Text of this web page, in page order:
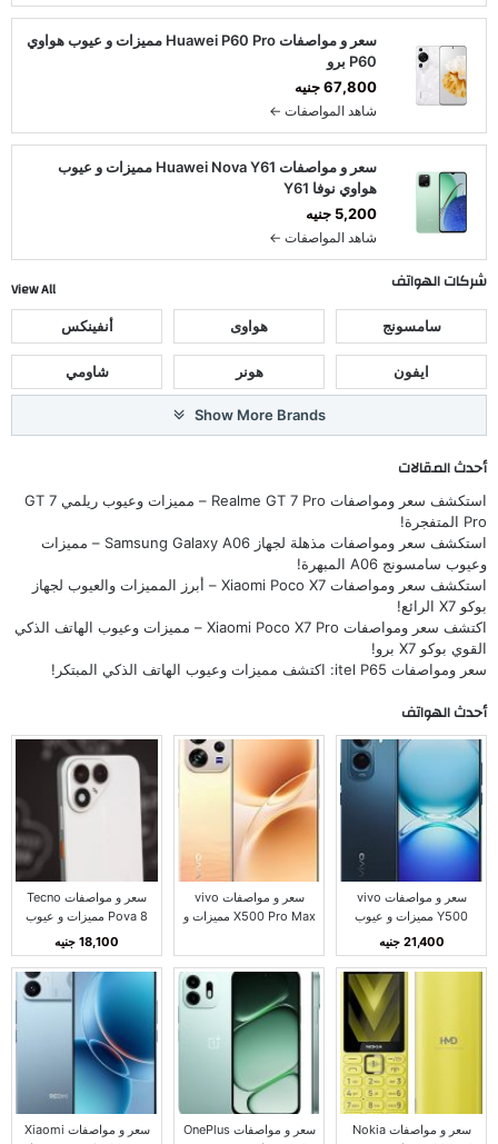
سعر و مواصفات Huawei P60 Pro مميزات و عيوب هواوي
P60 برو
67,800 جنيه
شاهد المواصفات ←
سعر و مواصفات Huawei Nova Y61 مميزات و عيوب
هواوي نوفا Y61
5,200 جنيه
شاهد المواصفات ←
شركات الهواتف View All
سامسونج هواوى أنفينكس
ايفون هونر شاومي
Show More Brands
أحدث المقالات
استكشف سعر ومواصفات Realme GT 7 Pro – مميزات وعيوب ريلمي GT 7
Pro المتفجرة!
استكشف سعر ومواصفات مذهلة لجهاز Samsung Galaxy A06 – مميزات
وعيوب سامسونج A06 المبهرة!
استكشف سعر ومواصفات Xiaomi Poco X7 – أبرز المميزات والعيوب لجهاز
بوكو X7 الرائع!
اكتشف سعر ومواصفات Xiaomi Poco X7 Pro – مميزات وعيوب الهاتف الذكي
القوي بوكو X7 برو!
سعر ومواصفات itel P65: اكتشف مميزات وعيوب الهاتف الذكي المبتكر!
أحدث الهواتف
سعر و مواصفات vivo
Y500 مميزات و عيوب
فيفو Y500
21,400 جنيه
سعر و مواصفات vivo
X500 Pro Max مميزات و
ماكس
سعر و مواصفات Tecno
Pova 8 مميزات و عيوب
تكنو بوفا 8
18,100 جنيه
سعر و مواصفات Nokia
سعر و مواصفات OnePlus
سعر و مواصفات Xiaomi